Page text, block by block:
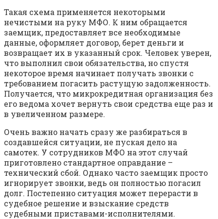
Такая схема применяется некоторыми
нечистыми на руку МФО. К ним обращается
заемщик, предоставляет все необходимые
данные, оформляет договор, берет деньги и
возвращает их в указанный срок. Человек уверен,
что выполнил свои обязательства, но спустя
некоторое время начинает получать звонки с
требованием погасить растущую задолженность.
Получается, что микрокредитная организация без
его ведома хочет вернуть свои средства еще раз и
в увеличенном размере.
Очень важно начать сразу же разбираться в
создавшейся ситуации, не пуская дело на
самотек. У сотрудников МФО на этот случай
приготовлено стандартное оправдание –
технический сбой. Однако часто заемщик просто
игнорирует звонки, ведь он полностью погасил
долг. Постепенно ситуация может перерасти в
судебное решение и взыскание средств
судебными приставами-исполнителями.